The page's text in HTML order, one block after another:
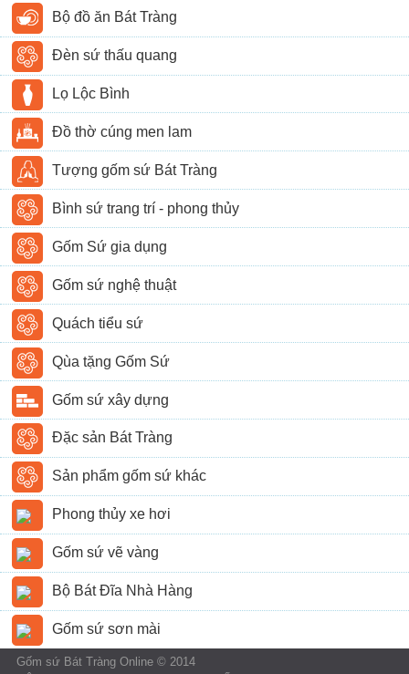
Bộ đồ ăn Bát Tràng
Đèn sứ thấu quang
Lọ Lộc Bình
Đồ thờ cúng men lam
Tượng gốm sứ Bát Tràng
Bình sứ trang trí - phong thủy
Gốm Sứ gia dụng
Gốm sứ nghệ thuật
Quách tiểu sứ
Qùa tặng Gốm Sứ
Gốm sứ xây dựng
Đặc sản Bát Tràng
Sản phẩm gốm sứ khác
Phong thủy xe hơi
Gốm sứ vẽ vàng
Bộ Bát Đĩa Nhà Hàng
Gốm sứ sơn mài
Gốm sứ Bát Tràng Online © 2014